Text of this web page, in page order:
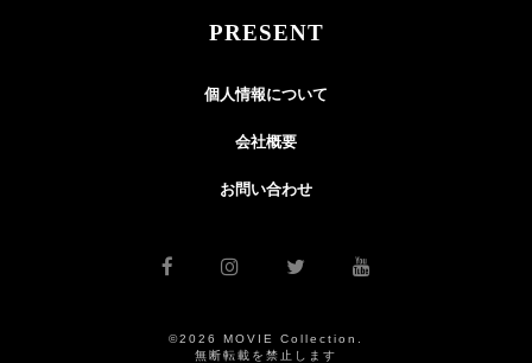
PRESENT
個人情報について
会社概要
お問い合わせ
©2026 MOVIE Collection.
無断転載を禁止します